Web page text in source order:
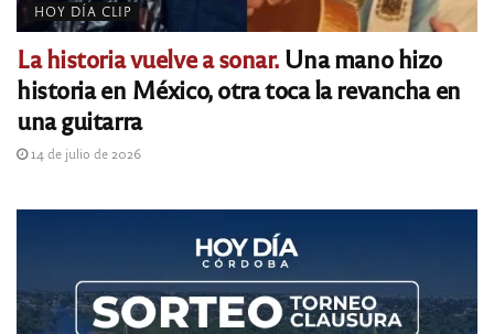
HOY DÍA CLIP
La historia vuelve a sonar.Una mano hizo
historia en México, otra toca la revancha en
una guitarra
14 de julio de 2026